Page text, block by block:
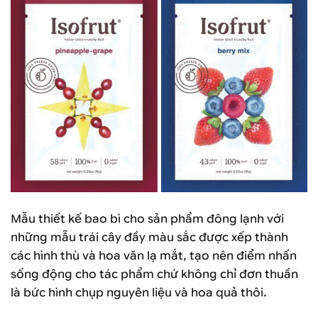
Mẫu thiết kế bao bì cho sản phẩm đông lạnh với
những mẫu trái cây đầy màu sắc được xếp thành
các hình thù và hoa văn lạ mắt, tạo nên điểm nhấn
sống động cho tác phẩm chứ không chỉ đơn thuần
là bức hình chụp nguyên liệu và hoa quả thôi.